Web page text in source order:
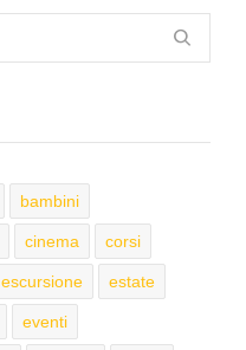
bambini
cinema corsi
escursione estate
eventi